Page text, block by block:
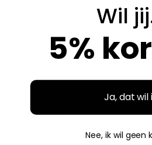
Aidan
Geverifieerde aankoop
"Fijne ervaring"
Wil
5%
Ja, dat wil
Nee, ik wil geen